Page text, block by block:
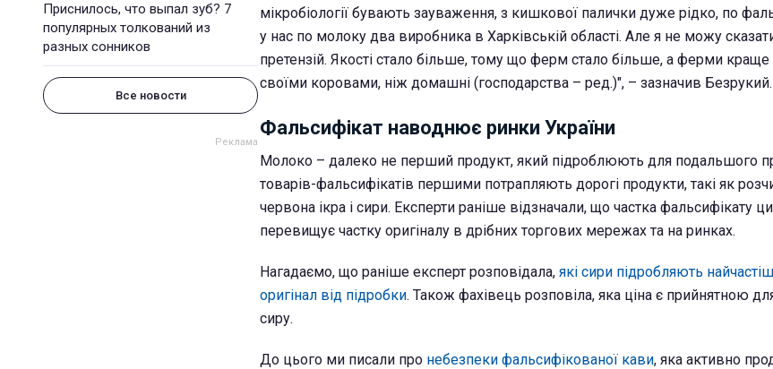
Приснилось, что выпал зуб? 7
популярных толкований из
разных сонников
Все новости
мікробіології бувають зауваження, з кишкової палички дуже рідко, по
у нас по молоку два виробника в Харківській області. Але я не можу
претензій. Якості стало більше, тому що ферм стало більше, а ферми краще
своїми коровами, ніж домашні (господарства – ред.)", – зазначив Безрукий.
Фальсифікат наводнює ринки України
Молоко – далеко не перший продукт, який підроблюють для подальшого
товарів-фальсифікатів першими потрапляють дорогі продукти, такі як
червона ікра і сири. Експерти раніше відзначали, що частка фальсифікату
перевищує частку оригіналу в дрібних торгових мережах та на ринках.
Нагадаємо, що раніше експерт розповідала, які сири підробляють
оригінал від підробки. Також фахівець розповіла, яка ціна є прийнятною
сиру.
До цього ми писали про небезпеки фальсифікованої кави, яка активно